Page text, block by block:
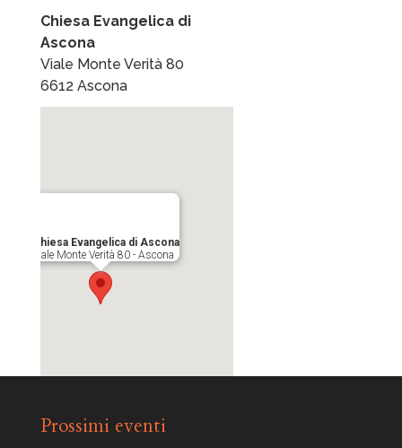
Chiesa Evangelica di
Ascona
Viale Monte Verità 80
6612 Ascona
Chiesa Evangelica di Ascona
Viale Monte Verità 80 - Ascona
Prossimi eventi